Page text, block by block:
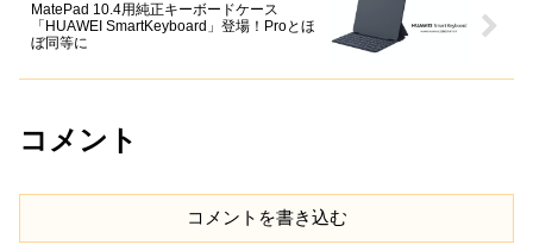
MatePad 10.4用純正キーボードケース
「HUAWEI SmartKeyboard」登場！Proとほ
ぼ同等に
コメント
コメントを書き込む